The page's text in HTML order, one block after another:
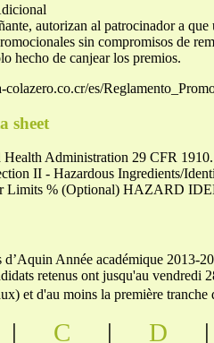
autorizan al patrocinador a
sin compromisos de
hecho de canjear los premios.
es/
sheet
Administration 29 CFR
II - Hazardous Ingredients/
Limits % (Optional) HAZARD
Année académique 2013-
retenus ont jusqu'au vendredi
et d'au moins la première
| C | D